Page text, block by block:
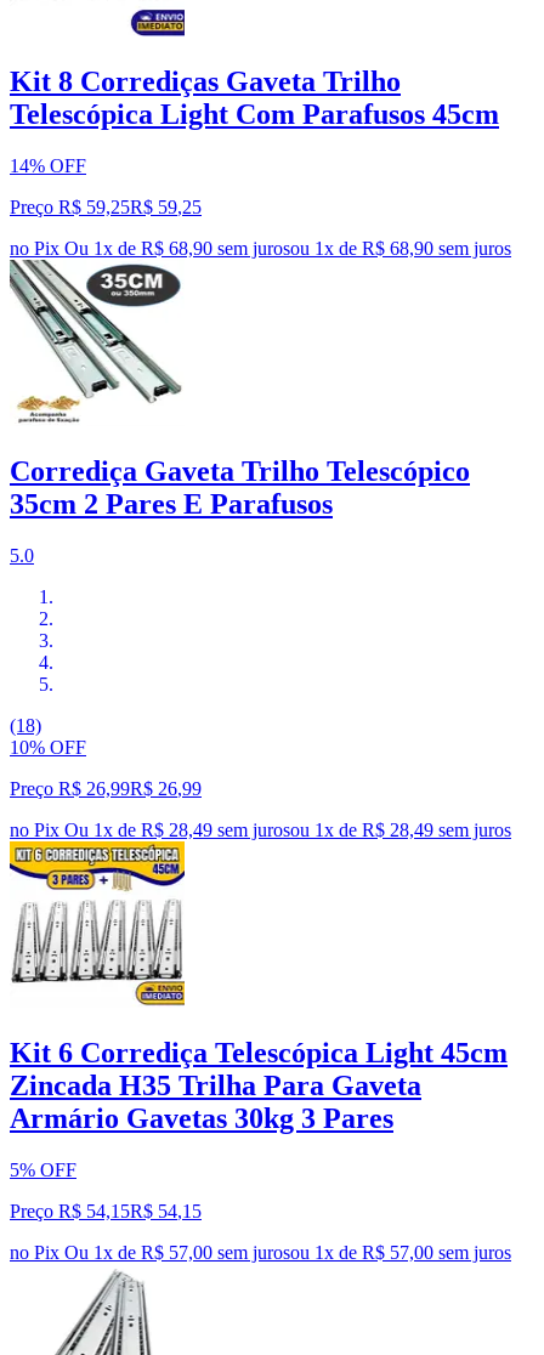
Kit 8 Corrediças Gaveta Trilho
Telescópica Light Com Parafusos 45cm
14% OFF
Preço R$ 59,25R$ 59,25
no Pix Ou 1x de R$ 68,90 sem jurosou 1x de R$ 68,90 sem juros
Corrediça Gaveta Trilho Telescópico
35cm 2 Pares E Parafusos
5.0
(18)
10% OFF
Preço R$ 26,99R$ 26,99
no Pix Ou 1x de R$ 28,49 sem jurosou 1x de R$ 28,49 sem juros
Kit 6 Corrediça Telescópica Light 45cm
Zincada H35 Trilha Para Gaveta
Armário Gavetas 30kg 3 Pares
5% OFF
Preço R$ 54,15R$ 54,15
no Pix Ou 1x de R$ 57,00 sem jurosou 1x de R$ 57,00 sem juros